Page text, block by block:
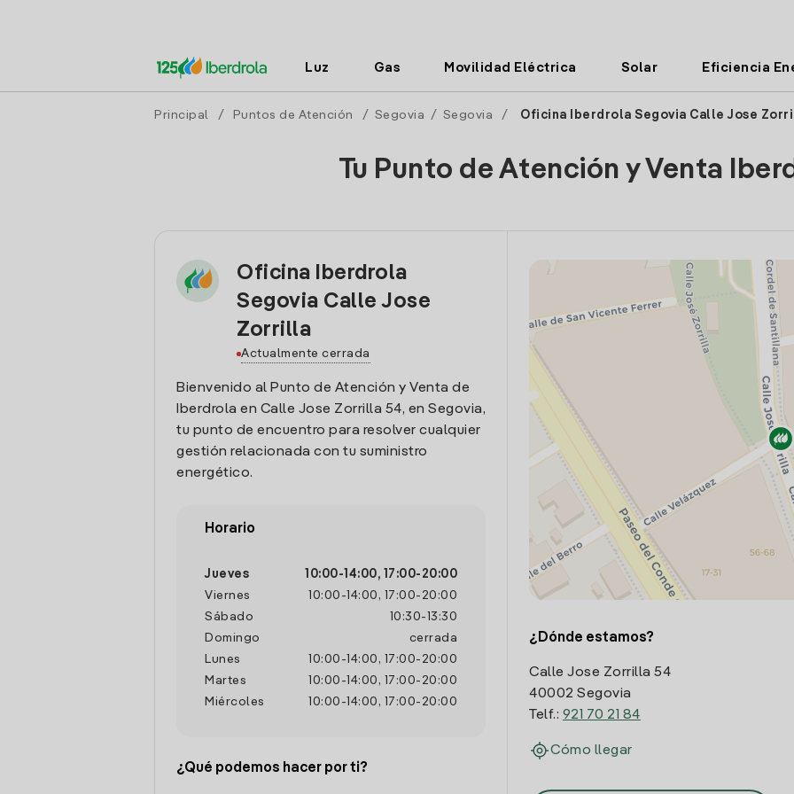
Luz Gas Movilidad Eléctrica Solar Eficiencia
Principal / Puntos de Atención / Segovia / Segovia / Oficina Iberdrola Segovia Calle Jose
Tu Punto de Atención y Venta
Oficina Iberdrola
Segovia Calle Jose
Zorrilla
Actualmente cerrada
Bienvenido al Punto de Atención y Venta de
Iberdrola en Calle Jose Zorrilla 54, en Segovia,
tu punto de encuentro para resolver cualquier
gestión relacionada con tu suministro
energético.
Horario
Jueves 10:00- 14:00, 17:00- 20:00
Viernes
10:00 - 14:00 , 17:00- 20:00
Sábado
10:30- 13:30
Domingo
cerrada
Lunes
10:00 - 14:00 , 17:00- 20:00
Martes
10:00 - 14:00 , 17:00- 20:00
Miércoles
10:00 - 14:00 , 17:00- 20:00
¿Qué podemos hacer por ti?
¿Dónde estamos?
Calle Jose Zorrilla 54
40002 Segovia
Telf.: 921 70 21 84
Cómo llegar